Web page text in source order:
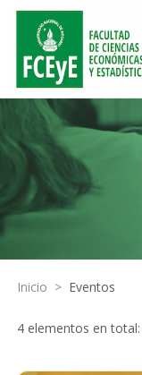
Inicio > Eventos
4 elementos en total: